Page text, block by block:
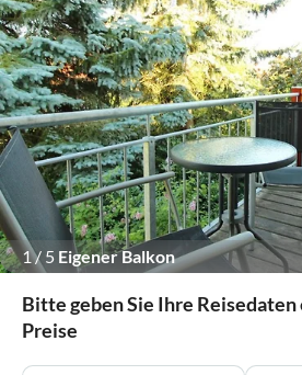
1/ 5 Eigener Balkon
Bitte geben Sie Ihre Reisedaten
Preise